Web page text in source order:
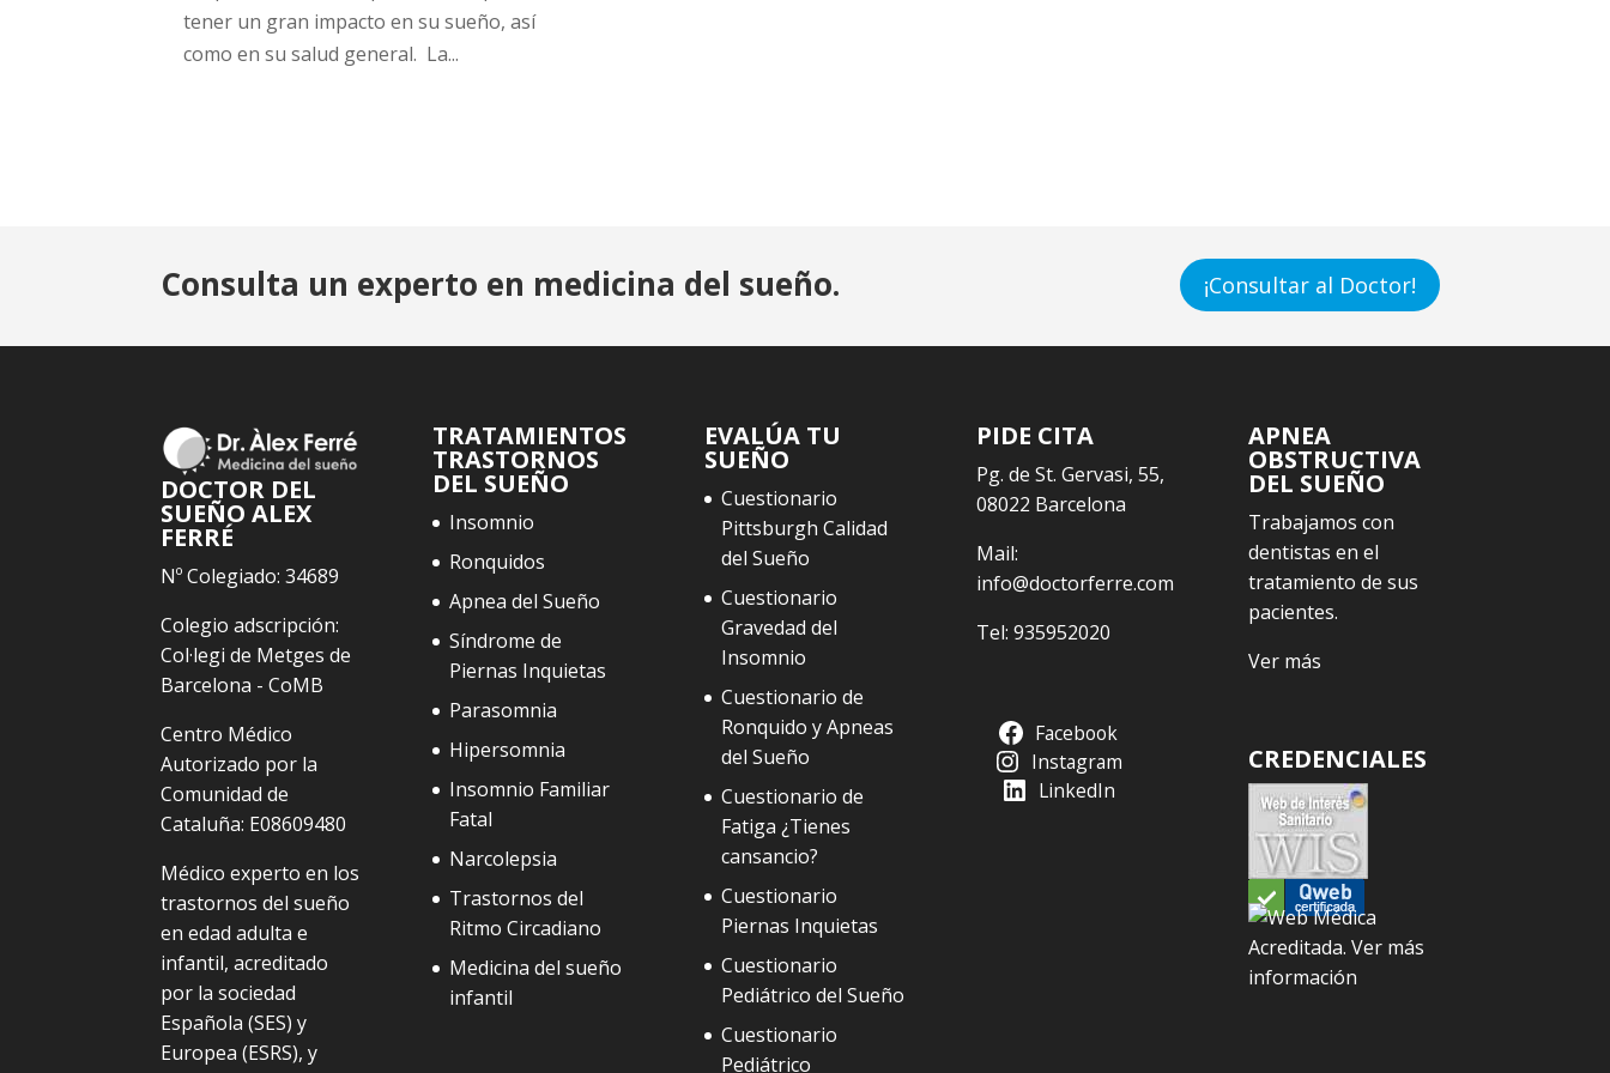
tener un gran impacto en su sueño, así
como en su salud general. La...
Consulta un experto en medicina del sueño. ¡Consultar al Doctor!
DOCTOR DEL
SUEÑO ALEX
FERRÉ
Nº Colegiado: 34689
Colegio adscripción:
Col·legi de Metges de
Barcelona - CoMB
Centro Médico
Autorizado por la
Comunidad de
Cataluña: E08609480
Médico experto en los
trastornos del sueño
en edad adulta e
infantil, acreditado
por la sociedad
Española (SES) y
Europea (ESRS), y
TRATAMIENTOS
TRASTORNOS
DEL SUEÑO
Insomnio
Ronquidos
Apnea del Sueño
Síndrome de
Piernas Inquietas
Parasomnia
Hipersomnia
Insomnio Familiar
Fatal
Narcolepsia
Trastornos del
Ritmo Circadiano
Medicina del sueño
infantil
EVALÚA TU
SUEÑO
Cuestionario
Pittsburgh Calidad
del Sueño
Cuestionario
Gravedad del
Insomnio
Cuestionario de
Ronquido y Apneas
del Sueño
Cuestionario de
Fatiga ¿Tienes
cansancio?
Cuestionario
Piernas Inquietas
Cuestionario
Pediátrico del Sueño
Cuestionario
Pediátrico
PIDE CITA
Pg. de St. Gervasi, 55,
08022 Barcelona
Mail:
info@doctorferre.com
Tel: 935952020
Facebook
Instagram
LinkedIn
APNEA
OBSTRUCTIVA
DEL SUEÑO
Trabajamos con
dentistas en el
tratamiento de sus
pacientes.
Ver más
CREDENCIALES